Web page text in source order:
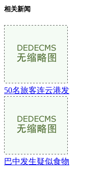
相关新闻
50名旅客连云港发
巴中发生疑似食物